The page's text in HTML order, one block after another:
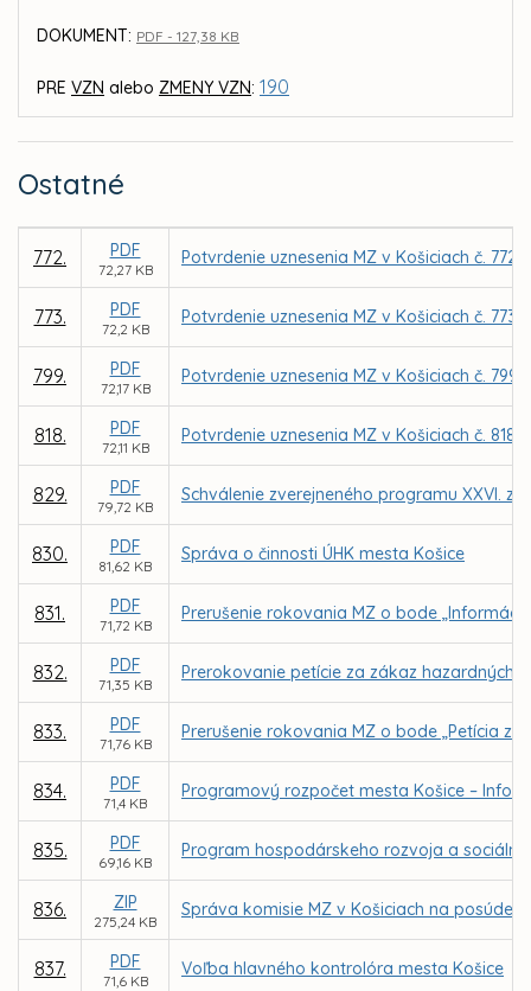
DOKUMENT: PDF - 127,38 KB
PRE VZN alebo ZMENY VZN: 190
Ostatné
772. PDF
72,27 KB
Potvrdenie uznesenia MZ v Košiciach č.
773. PDF
72,2 KB
Potvrdenie uznesenia MZ v Košiciach č.
799. PDF
72,17 KB
Potvrdenie uznesenia MZ v Košiciach č.
818. PDF
72,11 KB
Potvrdenie uznesenia MZ v Košiciach č.
829. PDF
79,72 KB
Schválenie zverejneného programu XXVI.
830. PDF
81,62 KB
Správa o činnosti ÚHK mesta Košice
831. PDF
71,72 KB
Prerušenie rokovania MZ o bode
832. PDF
71,35 KB
Prerokovanie petície za zákaz hazardných
833. PDF
71,76 KB
Prerušenie rokovania MZ o bode „Petícia
834. PDF
71,4 KB
Programový rozpočet mesta Košice –
835. PDF
69,16 KB
Program hospodárskeho rozvoja a
836. ZIP
275,24 KB
Správa komisie MZ v Košiciach na
837. PDF
71,6 KB
Voľba hlavného kontrolóra mesta Košice